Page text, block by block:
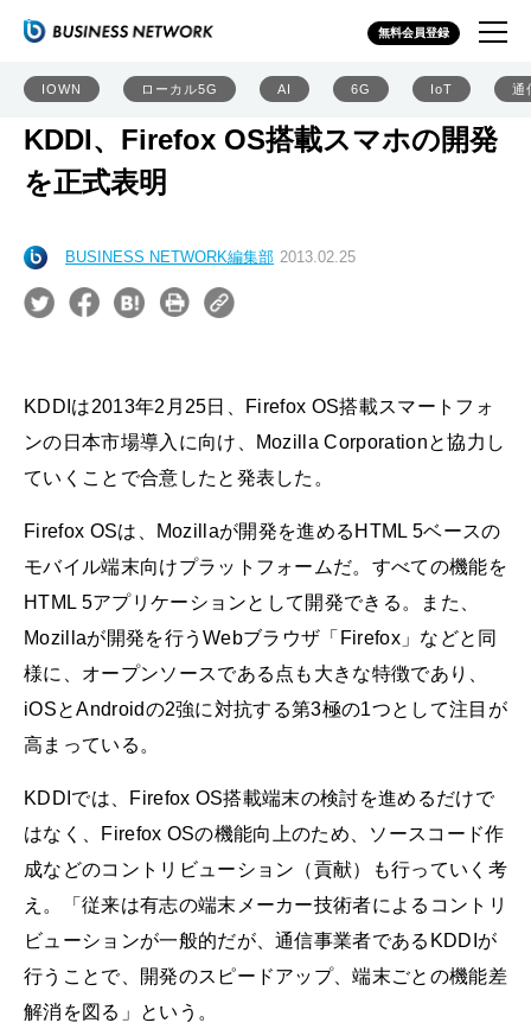
無料会員登録
IOWN ローカル5G AI 6G IoT 通
KDDI、Firefox OS搭載スマホの開発
を正式表明
BUSINESS NETWORK編集部 2013.02.25
KDDIは2013年2月25日、Firefox OS搭載スマートフォ
ンの日本市場導入に向け、Mozilla Corporationと協力し
ていくことで合意したと発表した。
Firefox OSは、Mozillaが開発を進めるHTML 5ベースの
モバイル端末向けプラットフォームだ。すべての機能を
HTML 5アプリケーションとして開発できる。また、
Mozillaが開発を行うWebブラウザ「Firefox」などと同
様に、オープンソースである点も大きな特徴であり、
iOSとAndroidの2強に対抗する第3極の1つとして注目が
高まっている。
KDDIでは、Firefox OS搭載端末の検討を進めるだけで
はなく、Firefox OSの機能向上のため、ソースコード作
成などのコントリビューション（貢献）も行っていく考
え。「従来は有志の端末メーカー技術者によるコントリ
ビューションが一般的だが、通信事業者であるKDDIが
行うことで、開発のスピードアップ、端末ごとの機能差
解消を図る」という。